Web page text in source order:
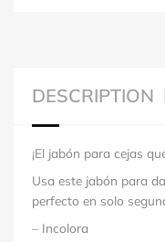
DESCRIPTION
¡El jabón para cejas
Usa este jabón para
perfecto en solo
– Incolora